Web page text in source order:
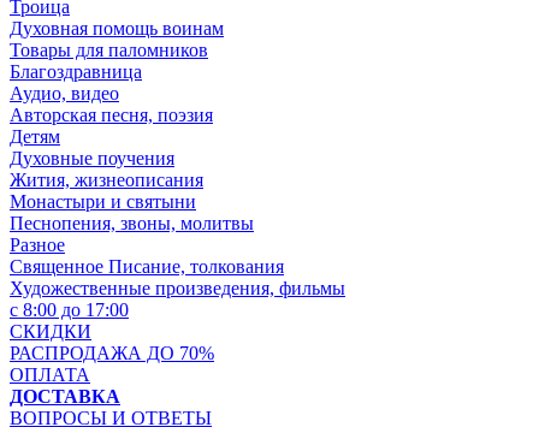
Троица
Духовная помощь воинам
Товары для паломников
Благоздравница
Аудио, видео
Авторская песня, поэзия
Детям
Духовные поучения
Жития, жизнеописания
Монастыри и святыни
Песнопения, звоны, молитвы
Разное
Священное Писание, толкования
Художественные произведения, фильмы
с 8:00 до 17:00
СКИДКИ
РАСПРОДАЖА ДО 70%
ОПЛАТА
ДОСТАВКА
ВОПРОСЫ И ОТВЕТЫ